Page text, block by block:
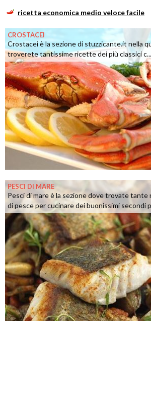
ricetta economica medio veloce facile
CROSTACEI
Crostacei è la sezione di stuzzicante.it nella
troverete tantissime ricette dei più classici c...
PESCI DI MARE
Pesci di mare è la sezione dove trovate
di pesce per cucinare dei buonissimi secondi